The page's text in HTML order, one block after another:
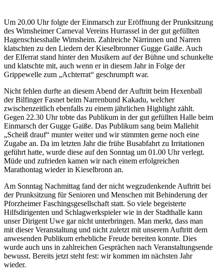
Um 20.00 Uhr folgte der Einmarsch zur Eröffnung der Prunksitzung
des Wimsheimer Carneval Vereins Hurrassel in der gut gefüllten
Hagenschiesshalle Wimsheim. Zahlreiche Närrinnen und Narren
klatschten zu den Liedern der Kieselbronner Gugge Gaiße. Auch
der Elferrat stand hinter den Musikern auf der Bühne und schunkelte
und klatschte mit, auch wenn er in diesem Jahr in Folge der
Grippewelle zum „Achterrat“ geschrumpft war.
Nicht fehlen durfte an diesem Abend der Auftritt beim Hexenball
der Bilfinger Fasnet beim Narrenbund Kakadu, welcher
zwischenzeitlich ebenfalls zu einem jährlichen Highlight zählt.
Gegen 22.30 Uhr tobte das Publikum in der gut gefüllten Halle beim
Einmarsch der Gugge Gaiße. Das Publikum sang beim Mallehit
„Scheiß drauf“ munter weiter und wir stimmten gerne noch eine
Zugabe an. Da im letzten Jahr die frühe Busabfahrt zu Irritationen
geführt hatte, wurde diese auf den Sonntag um 01.00 Uhr verlegt.
Müde und zufrieden kamen wir nach einem erfolgreichen
Marathontag wieder in Kieselbronn an.
Am Sonntag Nachmittag fand der nicht wegzudenkende Auftritt bei
der Prunksitzung für Senioren und Menschen mit Behinderung der
Pforzheimer Faschingsgesellschaft statt. So viele begeisterte
Hilfsdirigenten und Schlagwerkspieler wie in der Stadthalle kann
unser Dirigent Uwe gar nicht unterbringen. Man merkt, dass man
mit dieser Veranstaltung und nicht zuletzt mit unserem Auftritt dem
anwesenden Publikum erhebliche Freude bereiten konnte. Dies
wurde auch uns in zahlreichen Gesprächen nach Veranstaltungsende
bewusst. Bereits jetzt steht fest: wir kommen im nächsten Jahr
wieder.